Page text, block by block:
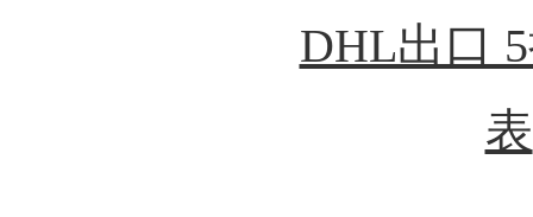
DHL出口
表